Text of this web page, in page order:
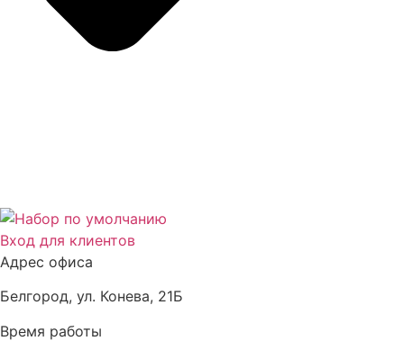
Вход для клиентов
Адрес офиса
Белгород, ул. Конева, 21Б
Время работы